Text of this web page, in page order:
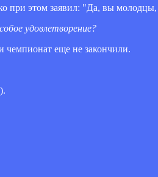
при этом заявил: "Да, вы
удовлетворение?
чемпионат еще не закончили.